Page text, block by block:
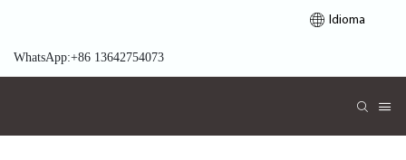
Idioma
WhatsApp:+86 13642754073